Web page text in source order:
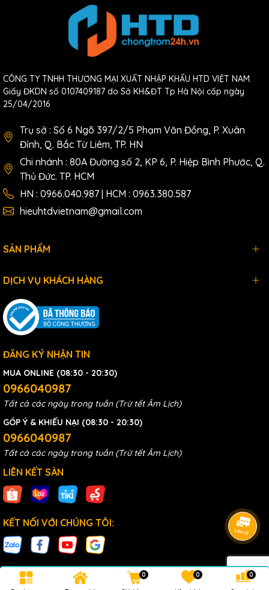
CÔNG TY TNHH THƯƠNG MẠI XUẤT NHẬP KHẨU HTD VIỆT NAM.
Giấy ĐKDN số 0107409187 do Sở KH&ĐT Tp Hà Nội cấp ngày
25/04/2016
Trụ sở : Số 6 Ngõ 397/2/5 Phạm Văn Đồng, P. Xuân
Đỉnh, Q. Bắc Từ Liêm, TP. HN
Chi nhánh : 80A Đường số 2, KP 6, P. Hiệp Bình Phước, Q.
Thủ Đức. TP. HCM
HN : 0966.040.987 | HCM : 0963.380.587
hieuhtdvietnam@gmail.com
SẢN PHẨM
DỊCH VỤ KHÁCH HÀNG
ĐĂNG KÝ NHẬN TIN
MUA ONLINE (08:30 - 20:30)
0966040987
Tất cả các ngày trong tuần (Trừ tết Âm Lịch)
GÓP Ý & KHIẾU NẠI (08:30 - 20:30)
0966040987
Tất cả các ngày trong tuần (Trừ tết Âm Lịch)
LIÊN KẾT SÀN
KẾT NỐI VỚI CHÚNG TÔI:
0 0 0